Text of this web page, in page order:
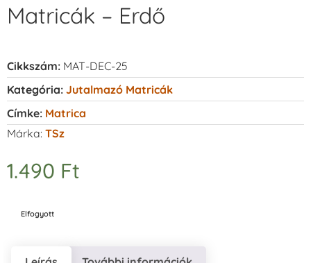
Matricák – Erdő
Cikkszám: MAT-DEC-25
Kategória: Jutalmazó Matricák
Címke: Matrica
Márka: TSz
1.490 Ft
Elfogyott